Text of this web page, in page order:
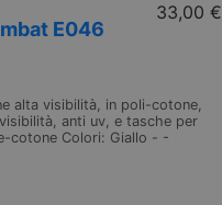
E046
33,00 €
alta visibilità, in poli-cotone,
anti uv, e tasche per
cotone Colori: Giallo - -